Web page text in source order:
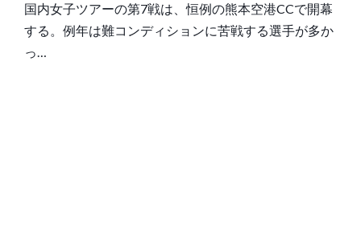
国内女子ツアーの第7戦は、恒例の熊本空港CCで開幕
する。例年は難コンディションに苦戦する選手が多か
っ…